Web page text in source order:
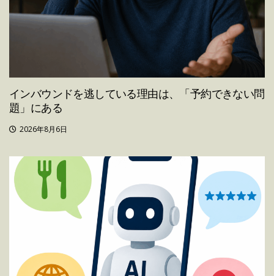
インバウンドを逃している理由は、「予約できない問
題」にある
2026年8月6日